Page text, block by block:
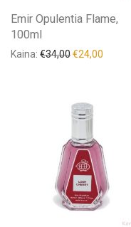
30
Turime
Akcija!(28)
Emir Opulentia Flame,
100ml
Kaina: €34,00€24,00